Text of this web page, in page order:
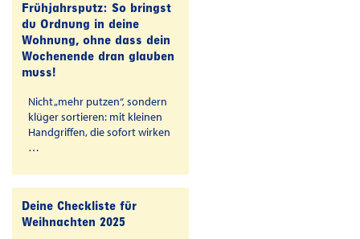
Frühjahrsputz: So bringst
du Ordnung in deine
Wohnung, ohne dass dein
Wochenende dran glauben
muss!
Nicht „mehr putzen“, sondern
klüger sortieren: mit kleinen
Handgriffen, die sofort wirken
…
Deine Checkliste für
Weihnachten 2025